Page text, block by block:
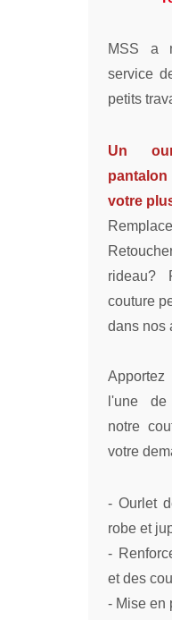
MSS a
service
petits
Un
votre
rideau?
couture
dans nos
l'une
notre
votre
- Ourlet
robe et
-
et des
- Mise en